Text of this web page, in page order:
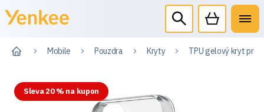
Mobile Pouzdra Kryty TPU gelový kryt pro
Sleva 20 % na kupon